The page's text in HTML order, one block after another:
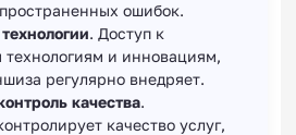
ошибок.
. Доступ к
и инновациям,
регулярно внедряет.
качества.
качество услуг,